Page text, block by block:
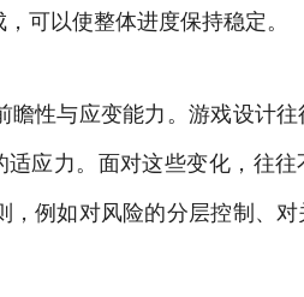
可以使整体进度保持稳定。
性与应变能力。游戏设计
适应力。面对这些变化，往
例如对风险的分层控制、